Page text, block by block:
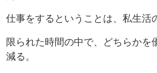
仕事をするということは、私生活
限られた時間の中で、どちらかを
減る。